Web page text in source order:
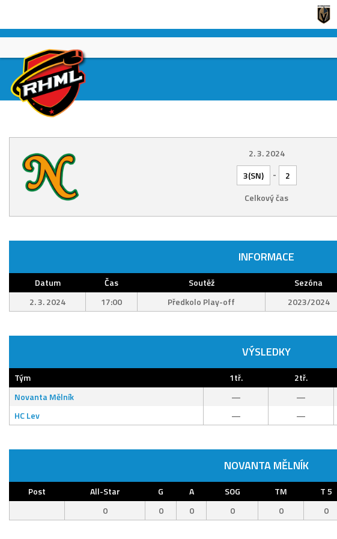
Skip
content
2. 3. 2024
3(SN)
-
2
Celkový čas
INFORMACE
Datum Čas Soutěž Sezóna
2. 3. 2024
17:00 Předkolo Play-off 2023/2024
VÝSLEDKY
Tým 1tř. 2tř.
Novanta Mělník
— —
HC Lev
— —
NOVANTA MĚLNÍK
Post All-Star G A SOG TM T 5
0
0 0 0 0 0